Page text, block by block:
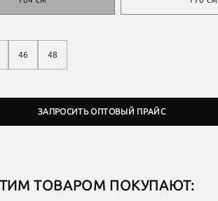
46 48
ЗАПРОСИТЬ ОПТОВЫЙ ПРАЙС
ТОВАРОМ ПОКУПАЮТ: